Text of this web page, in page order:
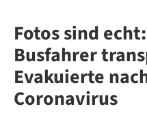
Fotos sind
Busfahrer
Evakuierte
Coronavirus